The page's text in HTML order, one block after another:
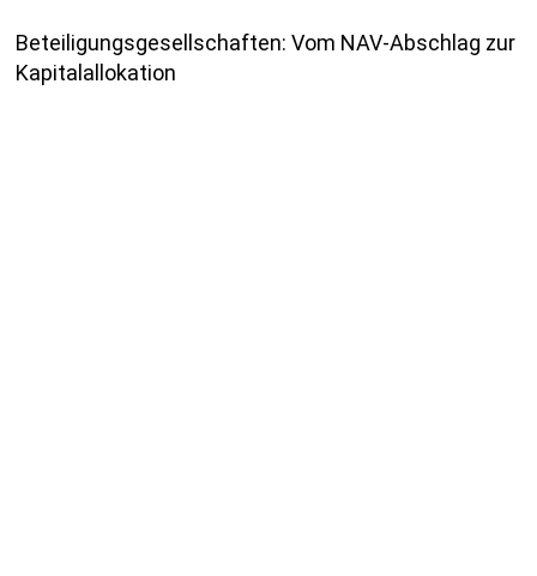
Beteiligungsgesellschaften: Vom NAV-Abschlag zur
Kapitalallokation